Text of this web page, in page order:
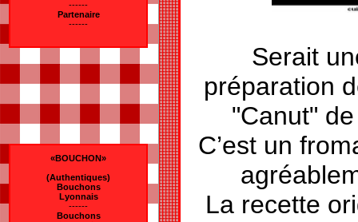
------
Partenaire
------
«BOUCHON»
(Authentiques)
Bouchons
Lyonnais
------
Bouchons
Serait
préparation
"Canut"
C’est un
La recette